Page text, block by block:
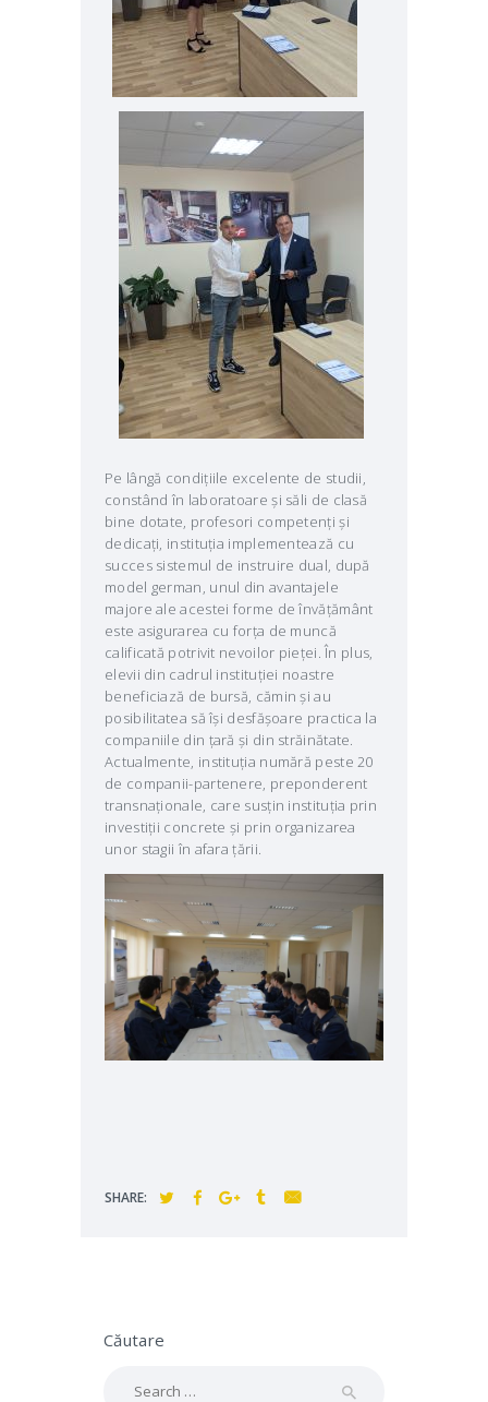
Pe lângă condițiile excelente de studii,
constând în laboratoare și săli de clasă
bine dotate, profesori competenți și
dedicați, instituția implementează cu
succes sistemul de instruire dual, după
model german, unul din avantajele
majore ale acestei forme de învățământ
este asigurarea cu forța de muncă
calificată potrivit nevoilor pieței. În plus,
elevii din cadrul instituției noastre
beneficiază de bursă, cămin și au
posibilitatea să își desfășoare practica la
companiile din țară și din străinătate.
Actualmente, instituția numără peste 20
de companii-partenere, preponderent
transnaționale, care susțin instituția prin
investiții concrete și prin organizarea
unor stagii în afara țării.
SHARE:
Căutare